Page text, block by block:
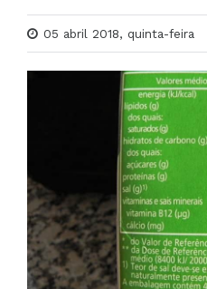
05 abril 2018, quinta-feira